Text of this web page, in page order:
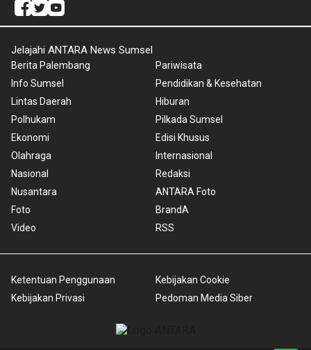
Jelajahi ANTARA News Sumsel
Berita Palembang
Info Sumsel
Lintas Daerah
Polhukam
Ekonomi
Olahraga
Nasional
Nusantara
Foto
Video
Pariwisata
Pendidikan & Kesehatan
Hiburan
Pilkada Sumsel
Edisi Khusus
Internasional
Redaksi
ANTARA Foto
BrandA
RSS
Ketentuan Penggunaan
Kebijakan Privasi
Kebijakan Cookie
Pedoman Media Siber